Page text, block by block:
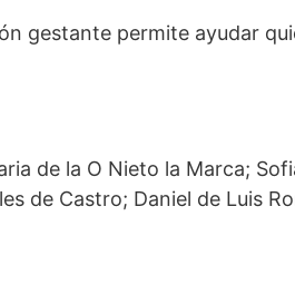
gestante permite ayudar
de la O Nieto la Marca;
de Castro; Daniel de Luis